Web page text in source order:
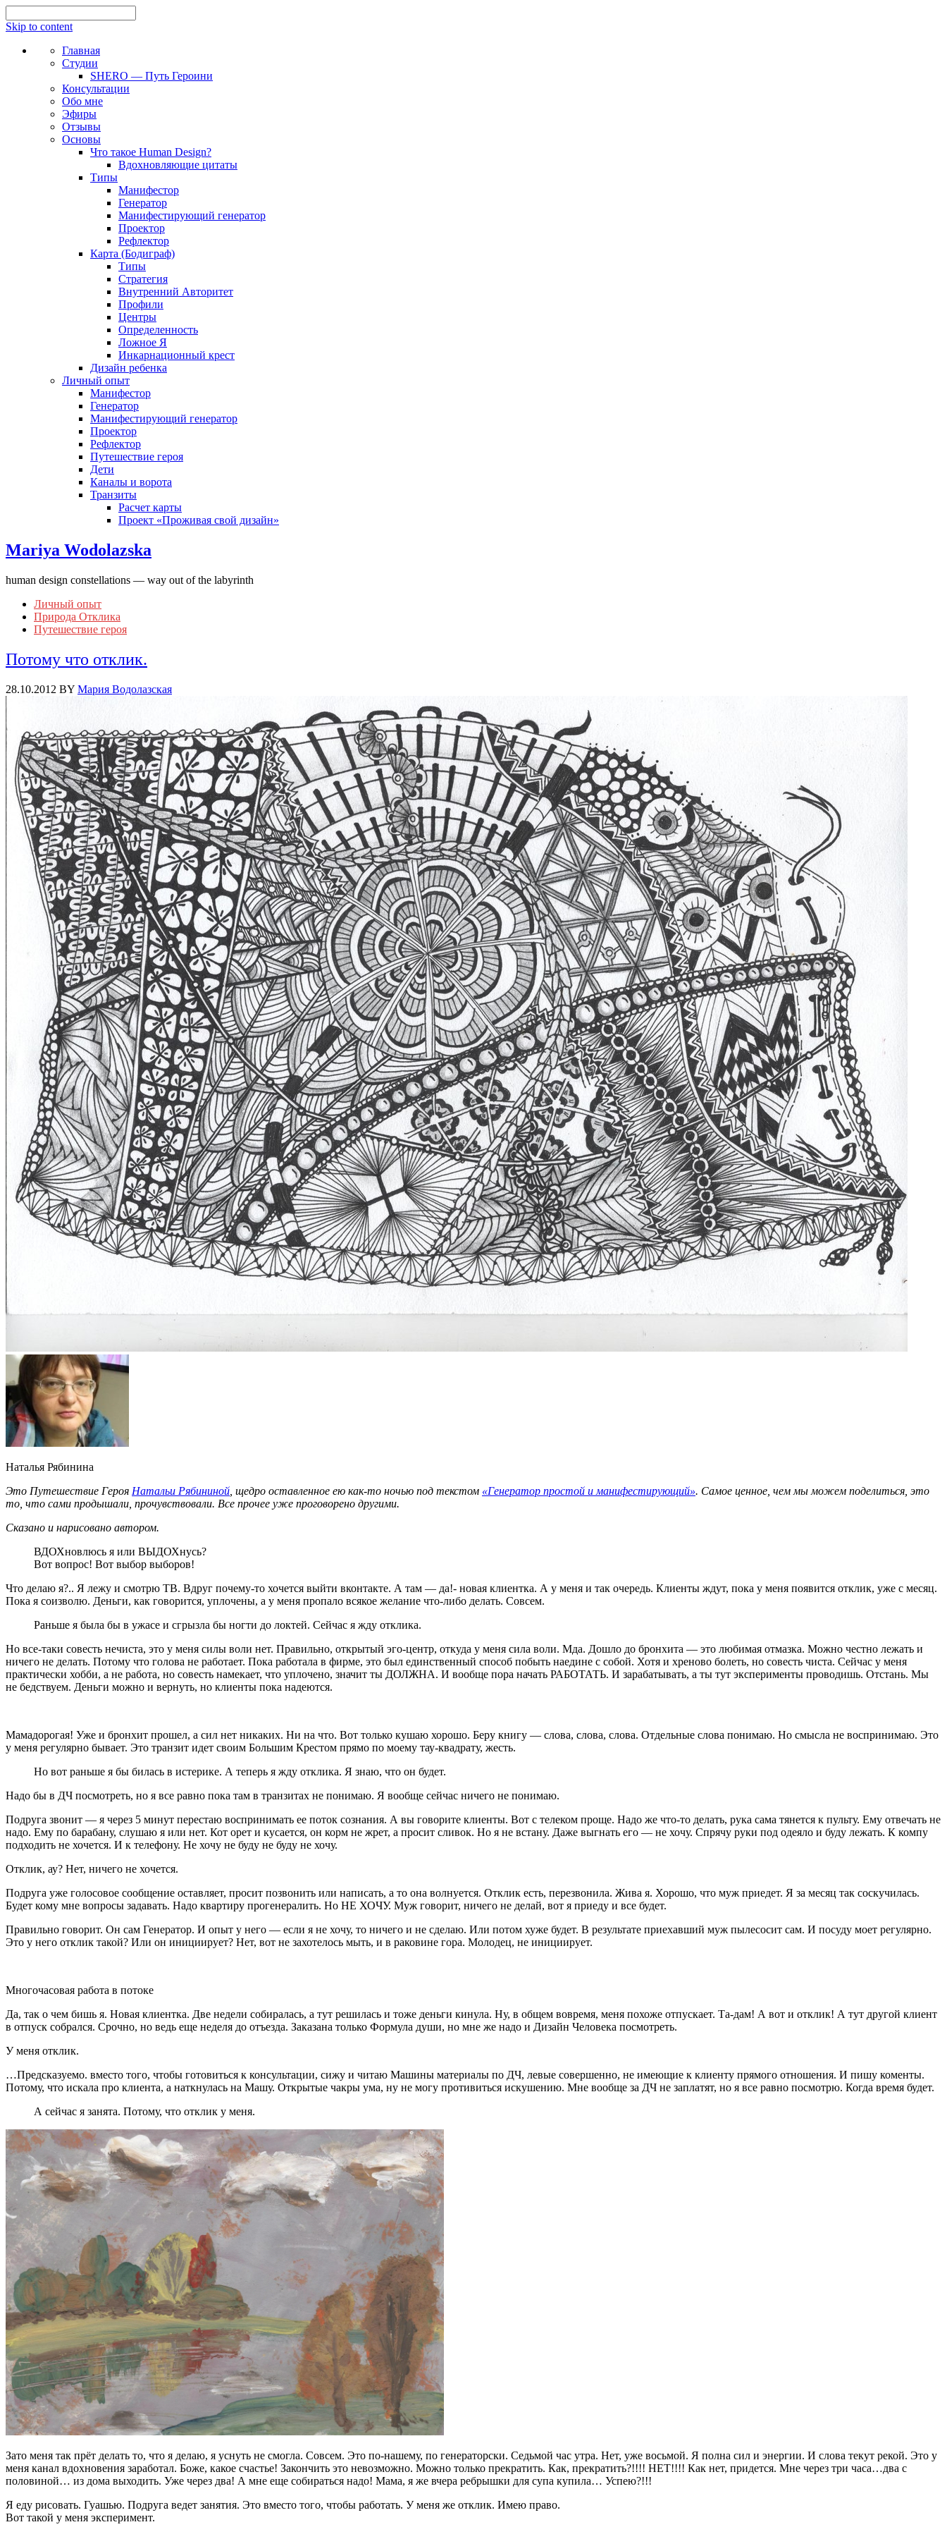
Skip to content
Главная
Студии
SHERO — Путь Героини
Консультации
Обо мне
Эфиры
Отзывы
Основы
Что такое Human Design?
Вдохновляющие цитаты
Типы
Манифестор
Генератор
Манифестирующий генератор
Проектор
Рефлектор
Карта (Бодиграф)
Типы
Стратегия
Внутренний Авторитет
Профили
Центры
Определенность
Ложное Я
Инкарнационный крест
Дизайн ребенка
Личный опыт
Манифестор
Генератор
Манифестирующий генератор
Проектор
Рефлектор
Путешествие героя
Дети
Каналы и ворота
Транзиты
Расчет карты
Проект «Проживая свой дизайн»
Mariya Wodolazska
human design constellations — way out of the labyrinth
Личный опыт
Природа Отклика
Путешествие героя
Потому что отклик.
28.10.2012 BY Мария Водолазская
Наталья Рябинина
Это Путешествие Героя Натальи Рябининой , щедро оставленное ею как-то ночью под текстом «Генератор простой и манифестирующий». Самое ценное, чем мы можем поделиться, это
то, что сами продышали, прочувствовали. Все прочее уже проговорено другими.
Сказано и нарисовано автором.
ВДОХновлюсь я или ВЫДОХнусь?
Вот вопрос! Вот выбор выборов!
Что делаю я?.. Я лежу и смотрю ТВ. Вдруг почему-то хочется выйти вконтакте. А там — да!- новая клиентка. А у меня и так очередь. Клиенты ждут, пока у меня появится отклик, уже с месяц.
Пока я соизволю. Деньги, как говорится, уплочены, а у меня пропало всякое желание что-либо делать. Совсем.
Раньше я была бы в ужасе и сгрызла бы ногти до локтей. Сейчас я жду отклика.
Но все-таки совесть нечиста, это у меня силы воли нет. Правильно, открытый эго-центр, откуда у меня сила воли. Мда. Дошло до бронхита — это любимая отмазка. Можно честно лежать и
ничего не делать. Потому что голова не работает. Пока работала в фирме, это был единственный способ побыть наедине с собой. Хотя и хреново болеть, но совесть чиста. Сейчас у меня
практически хобби, а не работа, но совесть намекает, что уплочено, значит ты ДОЛЖНА. И вообще пора начать РАБОТАТЬ. И зарабатывать, а ты тут эксперименты проводишь. Отстань. Мы
не бедствуем. Деньги можно и вернуть, но клиенты пока надеются.
Мамадорогая! Уже и бронхит прошел, а сил нет никаких. Ни на что. Вот только кушаю хорошо. Беру книгу — слова, слова, слова. Отдельные слова понимаю. Но смысла не воспринимаю. Это
у меня регулярно бывает. Это транзит идет своим Большим Крестом прямо по моему тау-квадрату, жесть.
Но вот раньше я бы билась в истерике. А теперь я жду отклика. Я знаю, что он будет.
Надо бы в ДЧ посмотреть, но я все равно пока там в транзитах не понимаю. Я вообще сейчас ничего не понимаю.
Подруга звонит — я через 5 минут перестаю воспринимать ее поток сознания. А вы говорите клиенты. Вот с телеком проще. Надо же что-то делать, рука сама тянется к пульту. Ему отвечать не
надо. Ему по барабану, слушаю я или нет. Кот орет и кусается, он корм не жрет, а просит сливок. Но я не встану. Даже выгнать его — не хочу. Спрячу руки под одеяло и буду лежать. К компу
подходить не хочется. И к телефону. Не хочу не буду не буду не хочу.
Отклик, ау? Нет, ничего не хочется.
Подруга уже голосовое сообщение оставляет, просит позвонить или написать, а то она волнуется. Отклик есть, перезвонила. Жива я. Хорошо, что муж приедет. Я за месяц так соскучилась.
Будет кому мне вопросы задавать. Надо квартиру прогенералить. Но НЕ ХОЧУ. Муж говорит, ничего не делай, вот я приеду и все будет.
Правильно говорит. Он сам Генератор. И опыт у него — если я не хочу, то ничего и не сделаю. Или потом хуже будет. В результате приехавший муж пылесосит сам. И посуду моет регулярно.
Это у него отклик такой? Или он инициирует? Нет, вот не захотелось мыть, и в раковине гора. Молодец, не инициирует.
Многочасовая работа в потоке
Да, так о чем бишь я. Новая клиентка. Две недели собиралась, а тут решилась и тоже деньги кинула. Ну, в общем вовремя, меня похоже отпускает. Та-дам! А вот и отклик! А тут другой клиент
в отпуск собрался. Срочно, но ведь еще неделя до отъезда. Заказана только Формула души, но мне же надо и Дизайн Человека посмотреть.
У меня отклик.
…Предсказуемо. вместо того, чтобы готовиться к консультации, сижу и читаю Машины материалы по ДЧ, левые совершенно, не имеющие к клиенту прямого отношения. И пишу коменты.
Потому, что искала про клиента, а наткнулась на Машу. Открытые чакры ума, ну не могу противиться искушению. Мне вообще за ДЧ не заплатят, но я все равно посмотрю. Когда время будет.
А сейчас я занята. Потому, что отклик у меня.
Зато меня так прёт делать то, что я делаю, я уснуть не смогла. Совсем. Это по-нашему, по генераторски. Седьмой час утра. Нет, уже восьмой. Я полна сил и энергии. И слова текут рекой. Это у
меня канал вдохновения заработал. Боже, какое счастье! Закончить это невозможно. Можно только прекратить. Как, прекратить?!!!! НЕТ!!!! Как нет, придется. Мне через три часа…два с
половиной… из дома выходить. Уже через два! А мне еще собираться надо! Мама, я же вчера ребрышки для супа купила… Успею?!!!
Я еду рисовать. Гуашью. Подруга ведет занятия. Это вместо того, чтобы работать. У меня же отклик. Имею право.
Вот такой у меня эксперимент.